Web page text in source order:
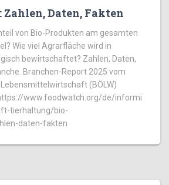
Zahlen, Daten, Fakten
von Bio-Produkten am gesamten
Wie viel Agrarfläche wird in
bewirtschaftet? Zahlen, Daten,
Branchen-Report 2025 vom
(BÖLW)
www.foodwatch.org/de/informi
tierhaltung/bio-
daten-fakten